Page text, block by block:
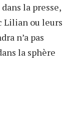
la presse,
Lilian ou leurs
n’a pas
la sphère